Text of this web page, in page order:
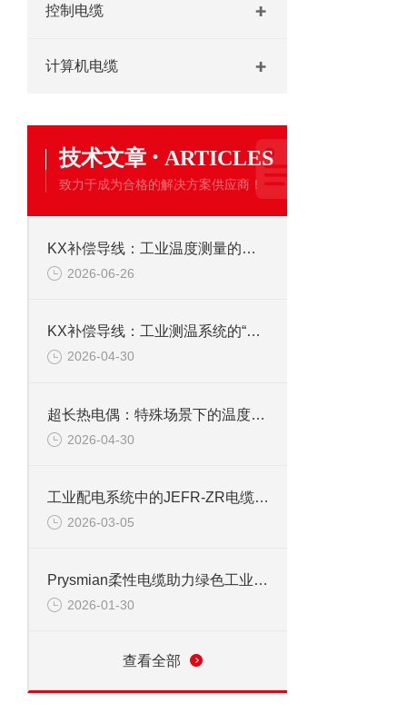
控制电缆
计算机电缆
技术文章 · ARTICLES
致力于成为合格的解决方案供应商！
KX补偿导线：工业温度测量的可靠桥梁
2026-06-26
KX补偿导线：工业测温系统的“信号桥梁”
2026-04-30
超长热电偶：特殊场景下的温度“追踪者”
2026-04-30
工业配电系统中的JEFR-ZR电缆选型与安全考量
2026-03-05
Prysmian柔性电缆助力绿色工业发展
2026-01-30
查看全部